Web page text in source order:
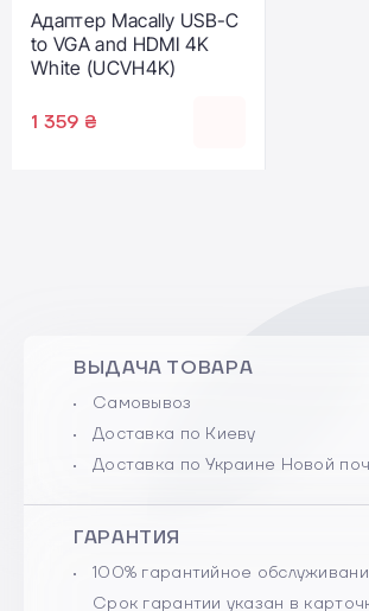
Адаптер Macally USB-C
to VGA and HDMI 4K
White (UCVH4K)
1 359 ₴
ВЫДАЧА ТОВАРА
Самовывоз
Доставка по Киеву
Доставка по Украине Новой
ГАРАНТИЯ
100% гарантийное
Срок гарантии указан в